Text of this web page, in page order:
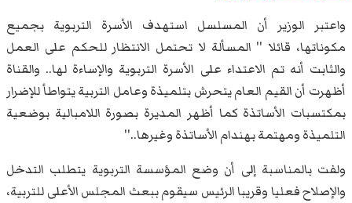
واعتبر الوزير أن المسلسل استهدف الأسرة التربوية بجميع
مكوناتها، قائلا '' المسألة لا تحتمل الانتظار للحكم على العمل
والثابت أنه تم الاعتداء على الأسرة التربوية والإساءة لها.. والقناة
أظهرت أن القيم العام يتحرش بتلميذة وعامل التربية يتواطأ للإضرار
بمكتسبات الأساتذة كما أظهر المديرة بصورة اللامبالية بوضعية
التلميذة ومهتمة بهندام الأساتذة وغيرها..''
ولفت بالمناسبة إلى أن وضع المؤسسة التربوية يتطلب التدخل
والإصلاح فعليا وقريبا الرئيس سيقوم ببعث المجلس الأعلى للتربية،